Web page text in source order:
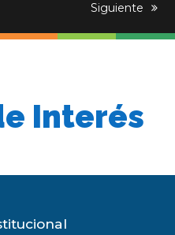
next
Siguiente
Interés